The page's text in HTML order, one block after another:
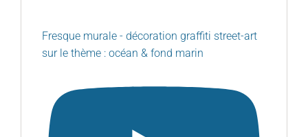
Fresque murale - décoration graffiti street-art
sur le thème : océan & fond marin